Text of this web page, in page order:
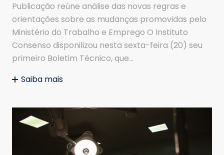
Publicação reúne análise das novas regras e
orientações sobre as mudanças promovidas pelo
Ministério do Trabalho e Emprego O Instituto
Consenso disponilizou nesta sexta-feira (20) seu
primeiro Boletim Técnico, que…
Saiba mais